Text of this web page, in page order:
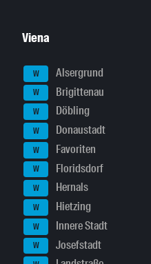
Viena
W Alsergrund
W Brigittenau
W Döbling
W Donaustadt
W Favoriten
W Floridsdorf
W Hernals
W Hietzing
W Innere Stadt
W Josefstadt